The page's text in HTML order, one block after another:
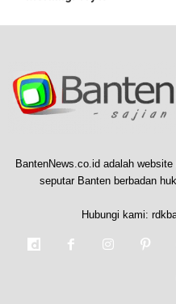
BantenNews.co.id adalah
seputar Banten berbadan
Hubungi kami: